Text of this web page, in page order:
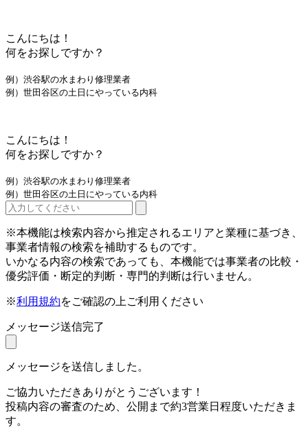
こんにちは！
何をお探しですか？
例）渋谷駅の水まわり修理業者
例）世田谷区の土日にやっている内科
こんにちは！
何をお探しですか？
例）渋谷駅の水まわり修理業者
例）世田谷区の土日にやっている内科
※本機能は検索内容から推定されるエリアと業種に基づき、
事業者情報の検索を補助するものです。
いかなる内容の検索であっても、本機能では事業者の比較・
優劣評価・断定的判断・専門的判断は行いません。
※利用規約をご確認の上ご利用ください
メッセージ送信完了
メッセージを送信しました。
ご協力いただきありがとうございます！
投稿内容の審査のため、公開まで約3営業日程度いただきま
す。